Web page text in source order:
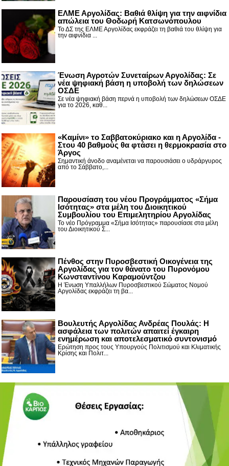
ΕΛΜΕ Αργολίδας: Βαθιά θλίψη για την αιφνίδια
απώλεια του Θοδωρή Κατσωνόπουλου
Το ΔΣ της ΕΛΜΕ Αργολίδας εκφράζει τη βαθιά του θλίψη για
την αιφνίδια ...
Ένωση Αγροτών Συνεταίρων Αργολίδας: Σε
νέα ψηφιακή βάση η υποβολή των δηλώσεων
ΟΣΔΕ
Σε νέα ψηφιακή βάση περνά η υποβολή των δηλώσεων ΟΣΔΕ
για το 2026, καθ...
«Καμίνι» το Σαββατοκύριακο και η Αργολίδα -
Στου 40 βαθμούς θα φτάσει η θερμοκρασία στο
Άργος
Σημαντική άνοδο αναμένεται να παρουσιάσει ο υδράργυρος
από το Σάββατο,...
Παρουσίαση του νέου Προγράμματος «Σήμα
Ισότητας» στα μέλη του Διοικητικού
Συμβουλίου του Επιμελητηρίου Αργολίδας
Το νέο Πρόγραμμα «Σήμα Ισότητας» παρουσίασε στα μέλη
του Διοικητικού Σ...
Πένθος στην Πυροσβεστική Οικογένεια της
Αργολίδας για τον θάνατο του Πυρονόμου
Κωνσταντίνου Καραμούντζου
Η Ένωση Υπαλλήλων Πυροσβεστικού Σώματος Νομού
Αργολίδας εκφράζει τη βα...
Βουλευτής Αργολίδας Ανδρέας Πουλάς: Η
ασφάλεια των πολιτών απαιτεί έγκαιρη
ενημέρωση και αποτελεσματικό συντονισμό
Ερώτηση προς τους Υπουργούς Πολιτισμού και Κλιματικής
Κρίσης και Πολιτ...